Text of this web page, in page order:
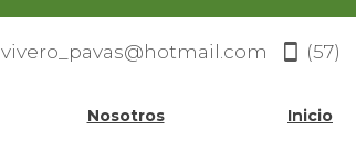
vivero_pavas@hotmail.com (57)
Nosotros Inicio